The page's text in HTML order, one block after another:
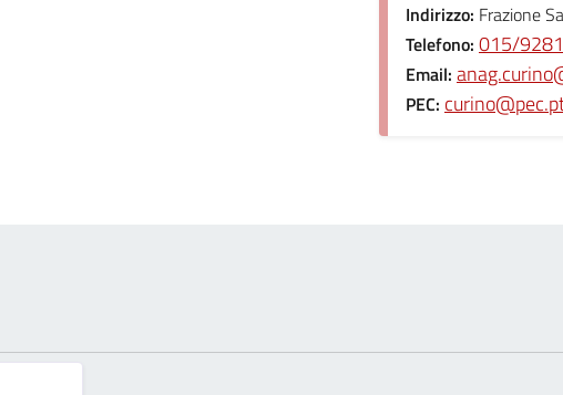
Indirizzo: Frazione
Telefono: 015/
Email:
PEC: